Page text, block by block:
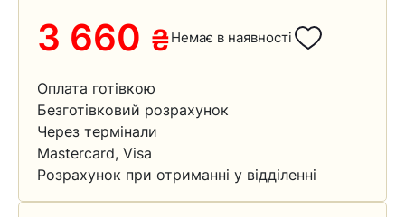
3 660 ₴Немає в наявності
Оплата готівкою
Безготівковий розрахунок
Через термінали
Mastercard, Visa
Розрахунок при отриманні у відділенні